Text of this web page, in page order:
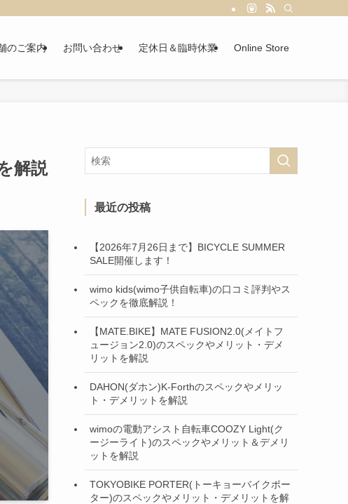
のご案内 お問い合わせ 定休日＆臨時休業 Online Store
解説
最近の投稿
【2026年7月26日まで】BICYCLE SUMMER
SALE開催します！
wimo kids(wimo子供自転車)の口コミ評判やス
ペックを徹底解説！
【MATE.BIKE】MATE FUSION2.0(メイトフ
ュージョン2.0)のスペックやメリット・デメ
リットを解説
DAHON(ダホン)K-Forthのスペックやメリッ
ト・デメリットを解説
wimoの電動アシスト自転車COOZY Light(ク
ージーライト)のスペックやメリット＆デメリ
ットを解説
TOKYOBIKE PORTER(トーキョーバイクポー
ター)のスペックやメリット・デメリットを解